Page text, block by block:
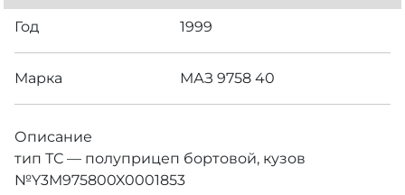
Год 1999
Марка МАЗ 9758 40
Описание
тип ТС — полуприцеп бортовой, кузов
№Y3M975800X0001853